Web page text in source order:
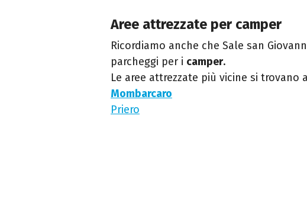
Aree attrezzate per camper
Ricordiamo anche che Sale san
parcheggi per i camper.
Le aree attrezzate più vicine si trovano
Mombarcaro
Priero